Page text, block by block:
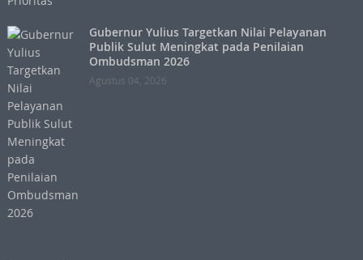
Gubernur Yulius Targetkan Nilai Pelayanan
Publik Sulut Meningkat pada Penilaian
Ombudsman 2026
Agustus 04, 2026